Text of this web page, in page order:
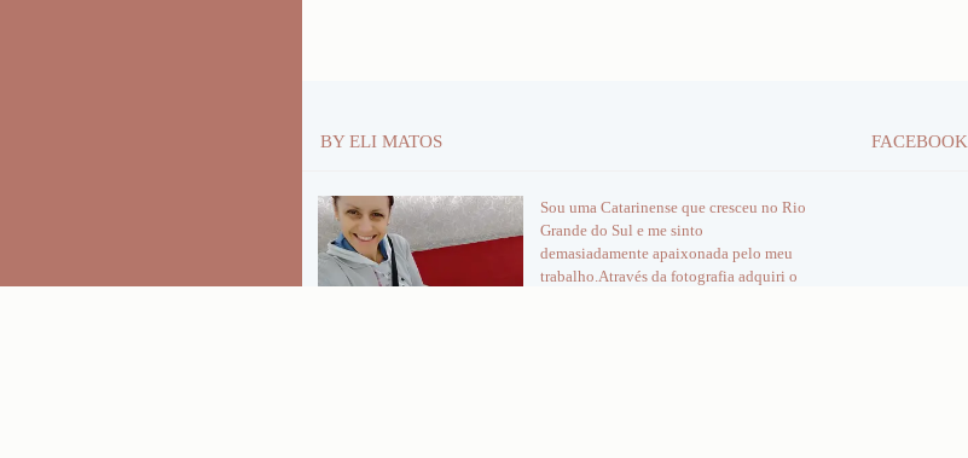
BY ELI MATOS
Sou uma Catarinense que cresceu no Rio
Grande do Sul e me sinto
demasiadamente apaixonada pelo meu
trabalho.Através da fotografia adquiri o
FACEBOOK